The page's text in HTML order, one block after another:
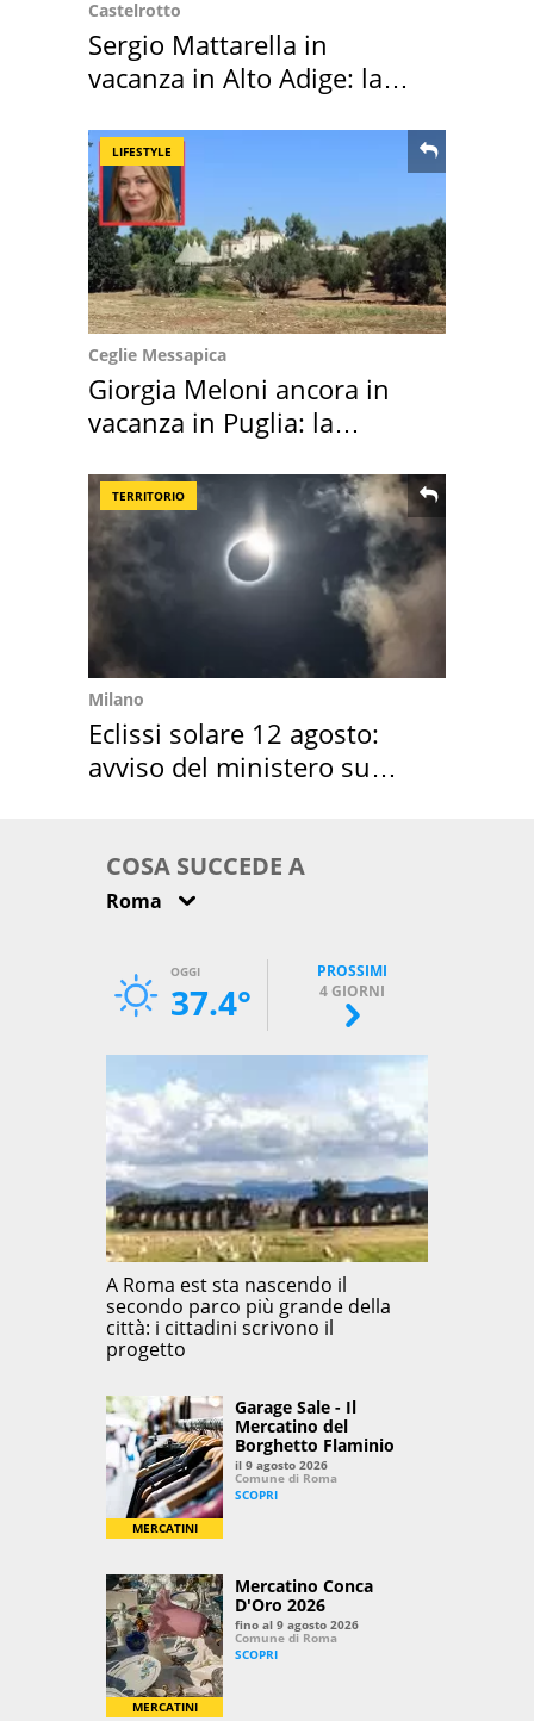
Castelrotto
Sergio Mattarella in
vacanza in Alto Adige: la
LIFESTYLE
Ceglie Messapica
Giorgia Meloni ancora in
vacanza in Puglia: la
TERRITORIO
Milano
Eclissi solare 12 agosto:
avviso del ministero su